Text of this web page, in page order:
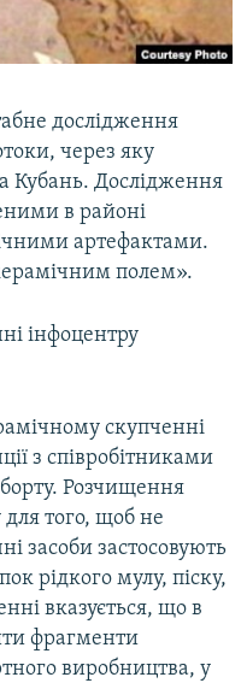
дослідження
через яку
Кубань. Дослідження
в районі
артефактами.
полем».
інфоцентру
скупченні
з співробітниками
борту. Розчищення
для того, щоб не
засоби застосовують
рідкого мулу, піску,
вказується, що в
фрагменти
виробництва, у